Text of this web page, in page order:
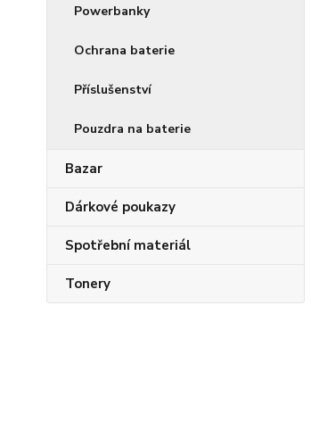
Powerbanky
Ochrana baterie
Příslušenství
Pouzdra na baterie
Bazar
Dárkové poukazy
Spotřební materiál
Tonery